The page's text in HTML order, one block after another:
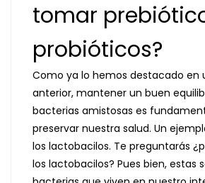
tomar
probióticos?
Como ya lo hemos destacado en
anterior, mantener un buen
bacterias amistosas es
preservar nuestra salud. Un
los lactobacilos. Te preguntarás
los lactobacilos? Pues bien, estas